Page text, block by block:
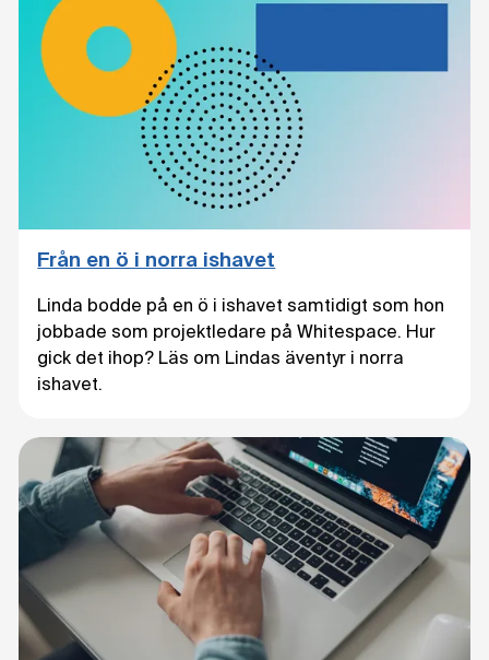
Från en ö i norra ishavet
Linda bodde på en ö i ishavet samtidigt som hon
jobbade som projektledare på Whitespace. Hur
gick det ihop? Läs om Lindas äventyr i norra
ishavet.